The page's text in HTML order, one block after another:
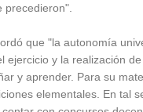
precedieron".
que "la autonomía
ejercicio y la realización
y aprender. Para su
elementales. En tal